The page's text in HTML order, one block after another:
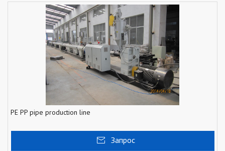
PE PP pipe production line
Запрос